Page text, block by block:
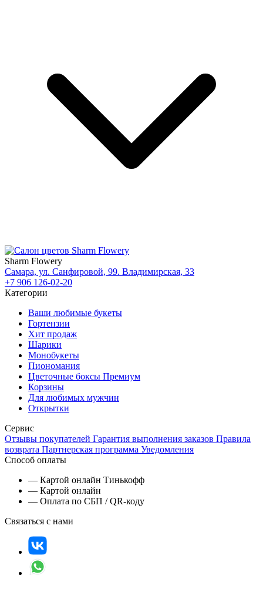
Sharm Flowery
Самара, ул. Санфировой, 99. Владимирская, 33
+7 906 126-02-20
Категории
Ваши любимые букеты
Гортензии
Хит продаж
Шарики
Монобукеты
Пиономания
Цветочные боксы Премиум
Корзины
Для любимых мужчин
Открытки
Сервис
Отзывы покупателей Гарантия выполнения заказов Правила
возврата Партнерская программа Уведомления
Способ оплаты
— Картой онлайн Тинькофф
— Картой онлайн
— Оплата по СБП / QR-коду
Связаться с нами